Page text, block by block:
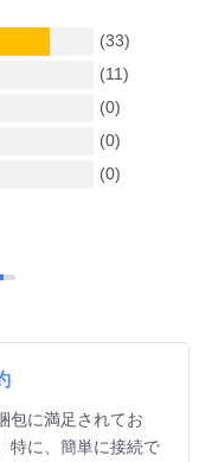
(33)
(11)
(0)
(0)
(0)
包に満足されてお
特に、簡単に接続で